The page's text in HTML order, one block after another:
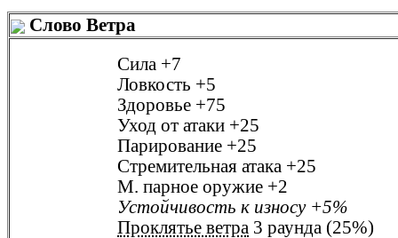
Слово Ветра
Сила +7
Ловкость +5
Здоровье +75
Уход от атаки +25
Парирование +25
Стремительная атака +25
М. парное оружие +2
Устойчивость к износу +5%
Проклятье ветра 3 раунда (25%)